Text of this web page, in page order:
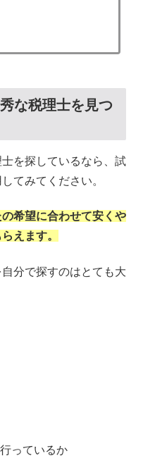
な税理士を見つ
を探しているなら、試
てみてください。
希望に合わせて安くや
えます。
分で探すのはとても大
っているか